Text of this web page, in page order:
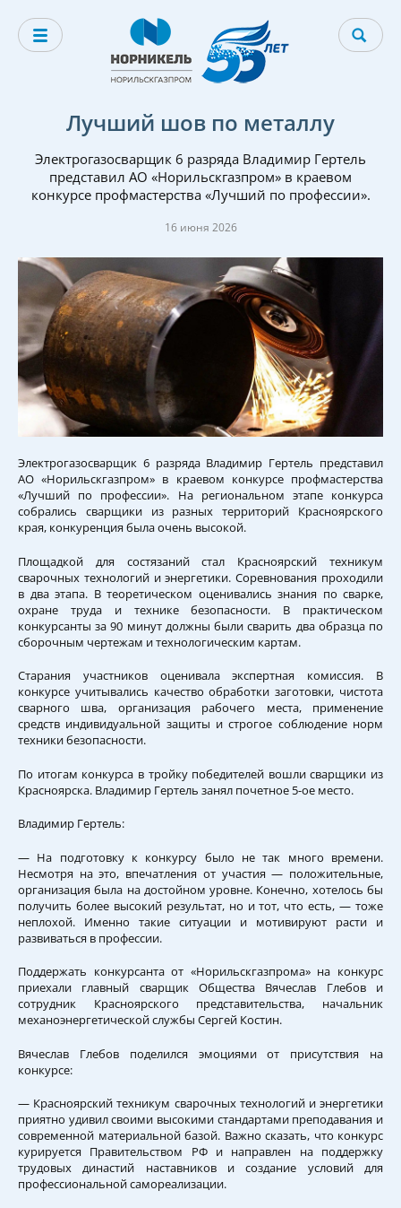
Лучший шов по металлу
Электрогазосварщик 6 разряда Владимир Гертель
представил АО «Норильскгазпром» в краевом
конкурсе профмастерства «Лучший по профессии».
16 июня 2026
Электрогазосварщик 6 разряда Владимир Гертель представил
АО «Норильскгазпром» в краевом конкурсе профмастерства
«Лучший по профессии». На региональном этапе конкурса
собрались сварщики из разных территорий Красноярского
края, конкуренция была очень высокой.
Площадкой для состязаний стал Красноярский техникум
сварочных технологий и энергетики. Соревнования проходили
в два этапа. В теоретическом оценивались знания по сварке,
охране труда и технике безопасности. В практическом
конкурсанты за 90 минут должны были сварить два образца по
сборочным чертежам и технологическим картам.
Старания участников оценивала экспертная комиссия. В
конкурсе учитывались качество обработки заготовки, чистота
сварного шва, организация рабочего места, применение
средств индивидуальной защиты и строгое соблюдение норм
техники безопасности.
По итогам конкурса в тройку победителей вошли сварщики из
Красноярска. Владимир Гертель занял почетное 5-ое место.
Владимир Гертель:
— На подготовку к конкурсу было не так много времени.
Несмотря на это, впечатления от участия — положительные,
организация была на достойном уровне. Конечно, хотелось бы
получить более высокий результат, но и тот, что есть, — тоже
неплохой. Именно такие ситуации и мотивируют расти и
развиваться в профессии.
Поддержать конкурсанта от «Норильскгазпрома» на конкурс
приехали главный сварщик Общества Вячеслав Глебов и
сотрудник Красноярского представительства, начальник
механоэнергетической службы Сергей Костин.
Вячеслав Глебов поделился эмоциями от присутствия на
конкурсе:
— Красноярский техникум сварочных технологий и энергетики
приятно удивил своими высокими стандартами преподавания и
современной материальной базой. Важно сказать, что конкурс
курируется Правительством РФ и направлен на поддержку
трудовых династий наставников и создание условий для
профессиональной самореализации.